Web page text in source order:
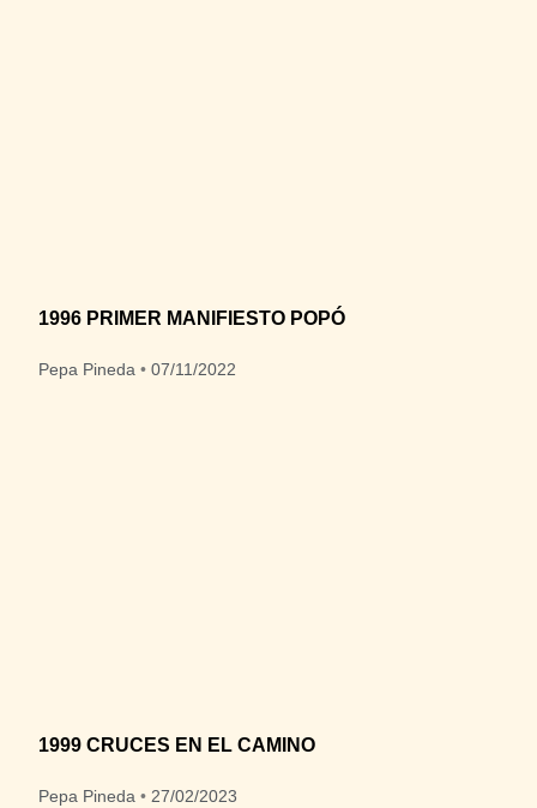
1996 PRIMER MANIFIESTO POPÓ
Pepa Pineda 07/11/2022
1999 CRUCES EN EL CAMINO
Pepa Pineda 27/02/2023